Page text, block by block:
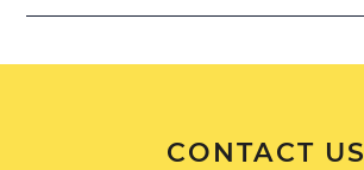
CONTACT US